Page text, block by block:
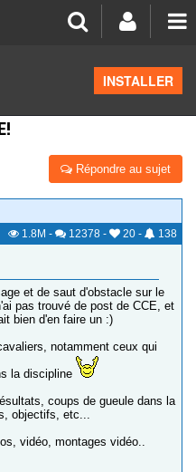
INSTALLER
COMPLET /
Répondre au sujet
1.8M - 12378 - 20 -
138
et de saut d'obstacle sur le
pas trouvé de post de CCE, et
bien d'en faire un :)
notamment ceux qui
la discipline
coups de gueule dans la
objectifs, etc...
vidéo, montages vidéo..